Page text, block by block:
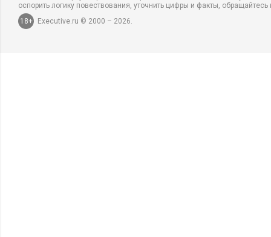
оспорить логику повествования, уточнить цифры и факты,
18+
Executive.ru © 2000 – 2026.